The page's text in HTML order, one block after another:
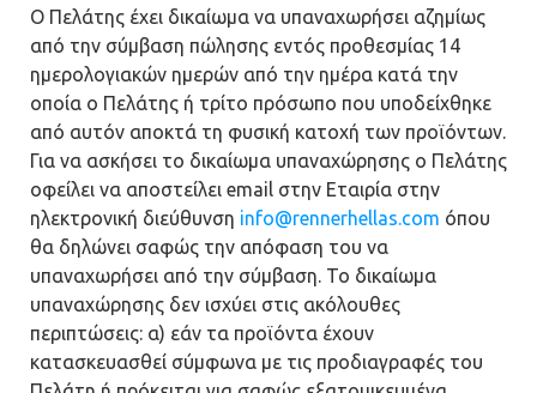
Ο Πελάτης έχει δικαίωμα να υπαναχωρήσει αζημίως
από την σύμβαση πώλησης εντός προθεσμίας 14
ημερολογιακών ημερών από την ημέρα κατά την
οποία ο Πελάτης ή τρίτο πρόσωπο που υποδείχθηκε
από αυτόν αποκτά τη φυσική κατοχή των προϊόντων.
Για να ασκήσει το δικαίωμα υπαναχώρησης ο Πελάτης
οφείλει να αποστείλει email στην Εταιρία στην
ηλεκτρονική διεύθυνση info@rennerhellas.com όπου
θα δηλώνει σαφώς την απόφαση του να
υπαναχωρήσει από την σύμβαση. Το δικαίωμα
υπαναχώρησης δεν ισχύει στις ακόλουθες
περιπτώσεις: α) εάν τα προϊόντα έχουν
κατασκευασθεί σύμφωνα με τις προδιαγραφές του